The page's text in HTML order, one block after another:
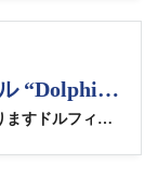
ンTシャツご注文受付中！
毎回ご好評を頂いておりますドルフィンズドリームオリジナルTシャツを今年も販売いたします！ 今年は、ご好評をいただいている厚地のコットンＴシャツ（5.6オンス ハイクオリティーＴシャツ）とドライＴシャツ（4.7オンス ドライシルキータッチＴシャツ）、さらにご希望が多かった長袖のコットンＴシャツ（5.6オンス ロングスリーブＴシャツ）と長袖のドライＴシャツ（4.7オンス ドライシルキータッチロングスリーブＴシャツ）の４種類のＴシャツを制作します。また半袖コットンＴシャツは女性専用サイズのご注文も受け付けます。 Ｔシャツのカラーについても、今年は各アイテムの全カラーをご指定いただけます。 メーカーのリンクを開いて、アイテムごとのカラー見本をご確認ください。 ※メーカーの在庫状況によっては、ご希望いただいたカラーを承れない場合があります。 ※プリント色は指定できません。Ｔシャツのカラーの濃淡により白色また紺色となります。 Ｔシャツの前面には、水面で遊ぶイルカ達をモチーフにしたラインアートを配いました。シンプルなデザインで、ダイビング以外でも使いやすいＴシャツです。 受注分のみの販売となります。ご注文の締め切りは７月２７日(日)ご注文受付分までとさせていただきます。 以下のURLよりコットンTシャツの半袖、長袖、ドライTシャツの半袖、長袖、それぞれのチラシをダウンロードしていただけます。ご確認いただき、タイプ/カラー/サイズをご指定の上ご注文ください。 2025 DDオリジナル“Dolphin’s line Tシャツのチラシ一括ダウンロード 【2025 DDオリジナル“Dolphin’s line”5.6ozコットンTシャツ】 着心地や素材感にこだわった上質なTシャツを探している人のための1枚。 “よれない”“透けない”“長持ちする”という3大要素を兼ね備えた綿Tシャツです。 価格:3,630円(消費税込) 2枚以上ご購入の方は、1枚当り3,300円(消費税込) 2025 DDオリジナル“Dolphin’s line”5.6オンス ハイクオリティーＴシャツのチラシ アダルトサイズ 全５９色のカラー見本はこちらから ガールズサイズ 全５１色のカラー見本はこちらから 【2025 DDオリジナル“Dolphin’s line”5.6ozコットンロングスリーブ Tシャツ】 「5.6オンス ハイクオリティ Tシャツ」と同生地を使用した、ロングスリーブタイプ。少しオーバーサイズでアウターにするのも良し、レイヤード（重ね着）でインナーにするのも良しの万能アイテム。1.6インチの袖口リブは、適度な弾力がありコーディネートのアクセントになります。 価格:4,290円(消費税込) 2枚以上ご購入の方は、1枚当り3,900円(消費税込) 2025 DDオリジナル“Dolphin’s line”5.6ozコットンロングスリーブ Tシャツのチラシ 全２３色のカラー見本はこちらから 【2025 DDオリジナル“Dolphin’s line” 4.7ozドライTシャツ】 ヘビーに使いたいスポーツTシャツだからこそ、着心地のよさが大切。 厚さとやわらかさの両立にこだわった生地は、鮮やかな発色もポイントです。 価格:3,630円(消費税込) 2枚以上ご購入の方は、1枚当り3,300円(消費税込) 2025 DDオリジナル“Dolphin’s line”4.7オンス ドライシルキータッチＴシャツのチラシ 全１５色のカラー見本はこちらから 【2025 DDオリジナル“Dolphin’s line” 4.7ozドライ ロングスリーブ Tシャツ】 オールシーズンスポーツを楽しむ人に機能重視の丈夫な長袖ドライＴシャツ！ 気温や水温が高めな時期に、ドライスーツを着る場合のインナーにも使用できます。 価格:4,290円(消費税込) 2枚以上ご購入の方は、1枚当り3,900円(消費税込) 2025 DDオリジナル“Dolphin’s line”4.7オンス ドライシルキータッチ ロングスリーブＴシャツのチラシ 全１１色のカラー見本はこちらから お電話、メール、ＬＩＮＥでもご注文をお受けします。 タイプ（コットンＴシャツの半袖or長袖、ドライＴシャツの半袖or長袖）とご希望のサイズ、ご希望のカラーおよび、それぞれのご希望枚数をお知らせください！ (注：ＬＩＮＥでご注文される方は、ＤＤのグループＬＩＮＥでは無く、栗田宛のラインにお送りください) 沢山の皆様のご注文、お待ちしております！！